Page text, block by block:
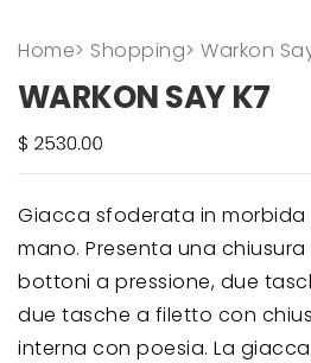
Home> Shopping> Warkon
WARKON SAY K7
Giacca sfoderata in
mano. Presenta una
bottoni a pressione, due
due tasche a filetto con
interna con poesia. La